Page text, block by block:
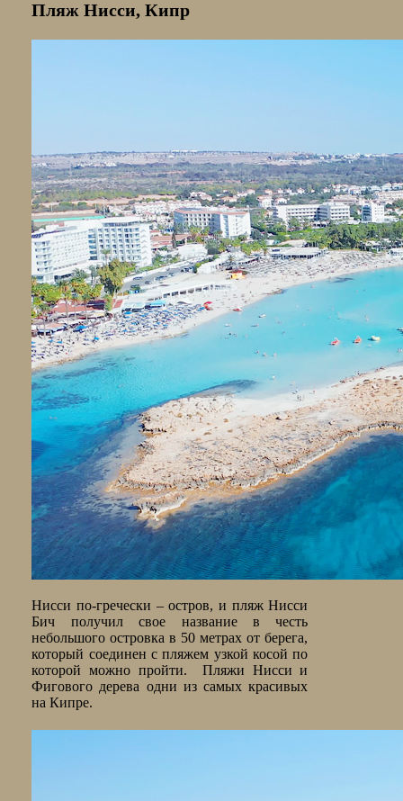
Пляж Нисси, Кипр
Нисси по-гречески – остров, и пляж Нисси
Бич получил свое название в честь
небольшого островка в 50 метрах от берега,
который соединен с пляжем узкой косой по
которой можно пройти. Пляжи Нисси и
Фигового дерева одни из самых красивых
на Кипре.